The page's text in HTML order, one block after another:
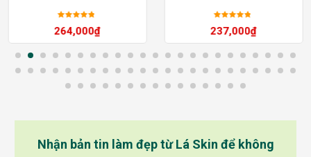
hạng5sao
264,000₫
hạng5sao
237,000₫
Nhận bản tin làm đẹp từ Lá Skin để không